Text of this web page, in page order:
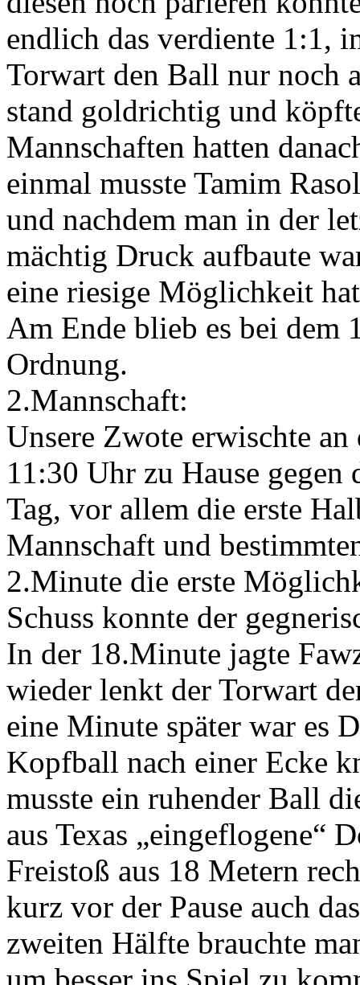
endlich das verdiente 1:1,
Torwart den Ball nur noch
stand goldrichtig und
Mannschaften hatten
einmal musste Tamim
und nachdem man in der
mächtig Druck aufbaute
eine riesige Möglichkeit
Am Ende blieb es bei dem
Ordnung.
2.Mannschaft:
Unsere Zwote erwischte
11:30 Uhr zu Hause
Tag, vor allem die erste
Mannschaft und
2.Minute die erste
Schuss konnte der
In der 18.Minute jagte
wieder lenkt der Torwart
eine Minute später war es
Kopfball nach einer Ecke
musste ein ruhender Ball
aus Texas „eingeflogene“
Freistoß aus 18 Metern
kurz vor der Pause auch
zweiten Hälfte brauchte